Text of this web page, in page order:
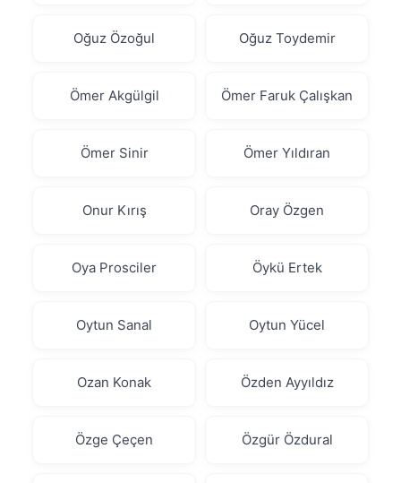
Oğuz Özoğul Oğuz Toydemir
Ömer Akgülgil Ömer Faruk Çalışkan
Ömer Sinir Ömer Yıldıran
Onur Kırış Oray Özgen
Oya Prosciler Öykü Ertek
Oytun Sanal Oytun Yücel
Ozan Konak Özden Ayyıldız
Özge Çeçen Özgür Özdural